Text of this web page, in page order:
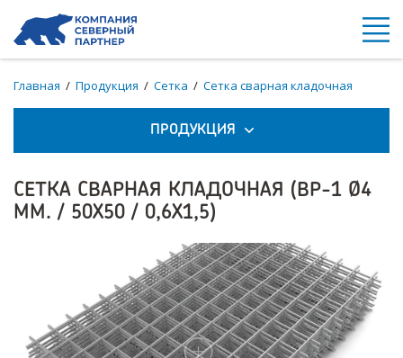
Главная / Продукция / Сетка / Сетка сварная кладочная
ПРОДУКЦИЯ
СЕТКА СВАРНАЯ КЛАДОЧНАЯ (ВР-1 Ø4
ММ. / 50Х50 / 0,6Х1,5)